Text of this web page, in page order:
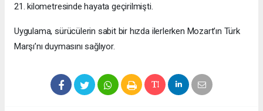
21. kilometresinde hayata geçirilmişti.
Uygulama, sürücülerin sabit bir hızda ilerlerken Mozart’ın Türk
Marşı’nı duymasını sağlıyor.